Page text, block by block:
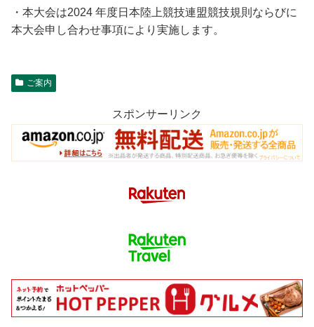
・本大会は2024 年度日本陸上競技連盟競技規則ならびに
本大会申し合わせ事項により実施します。
ご案内
スポンサーリンク